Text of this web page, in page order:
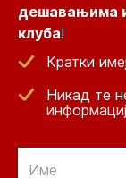
дешавањима
клуба!
Кратки
Никад те